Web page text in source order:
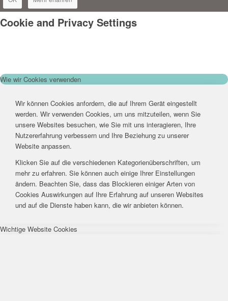
Cookie and Privacy Settings
Wie wir Cookies verwenden
Wir können Cookies anfordern, die auf Ihrem Gerät eingestellt
werden. Wir verwenden Cookies, um uns mitzuteilen, wenn Sie
unsere Websites besuchen, wie Sie mit uns interagieren, Ihre
Nutzererfahrung verbessern und Ihre Beziehung zu unserer
Website anpassen.
Klicken Sie auf die verschiedenen Kategorienüberschriften, um
mehr zu erfahren. Sie können auch einige Ihrer Einstellungen
ändern. Beachten Sie, dass das Blockieren einiger Arten von
Cookies Auswirkungen auf Ihre Erfahrung auf unseren Websites
und auf die Dienste haben kann, die wir anbieten können.
Wichtige Website Cookies